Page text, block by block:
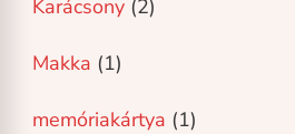
Karácsony (2)
Makka (1)
memóriakártya (1)